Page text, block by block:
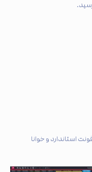
استاندارد و خوانا